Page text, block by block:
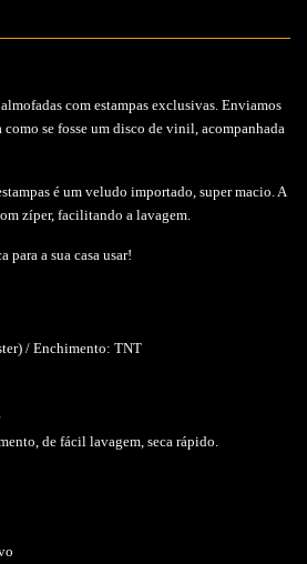
com estampas exclusivas. Enviamos
como se fosse um disco de vinil, acompanhada
é um veludo importado, super macio. A
zíper, facilitando a lavagem.
para a sua casa usar!
/ Enchimento: TNT
de fácil lavagem, seca rápido.